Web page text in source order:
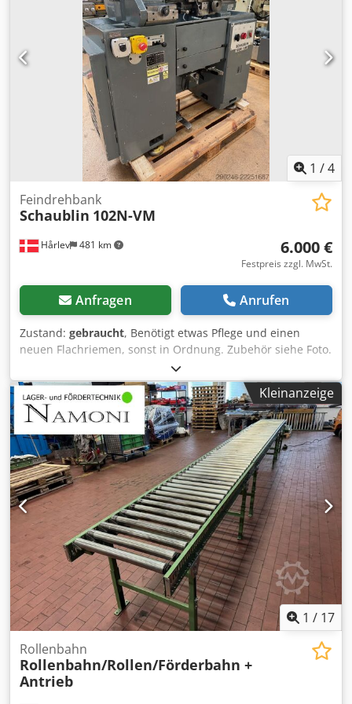
1 /4
Hårlev 481 km
Feindrehbank
Schaublin 102N-VM
6.000 €
Festpreis zzgl. MwSt.
Anfragen Anrufen
Zustand: gebraucht, Benötigt etwas Pflege und einen
neuen Flachriemen, sonst in Ordnung. Zubehör siehe Foto.
Kleinanzeige
1 / 17
Rollenbahn
Rollenbahn/Rollen/Förderbahn +
Antrieb